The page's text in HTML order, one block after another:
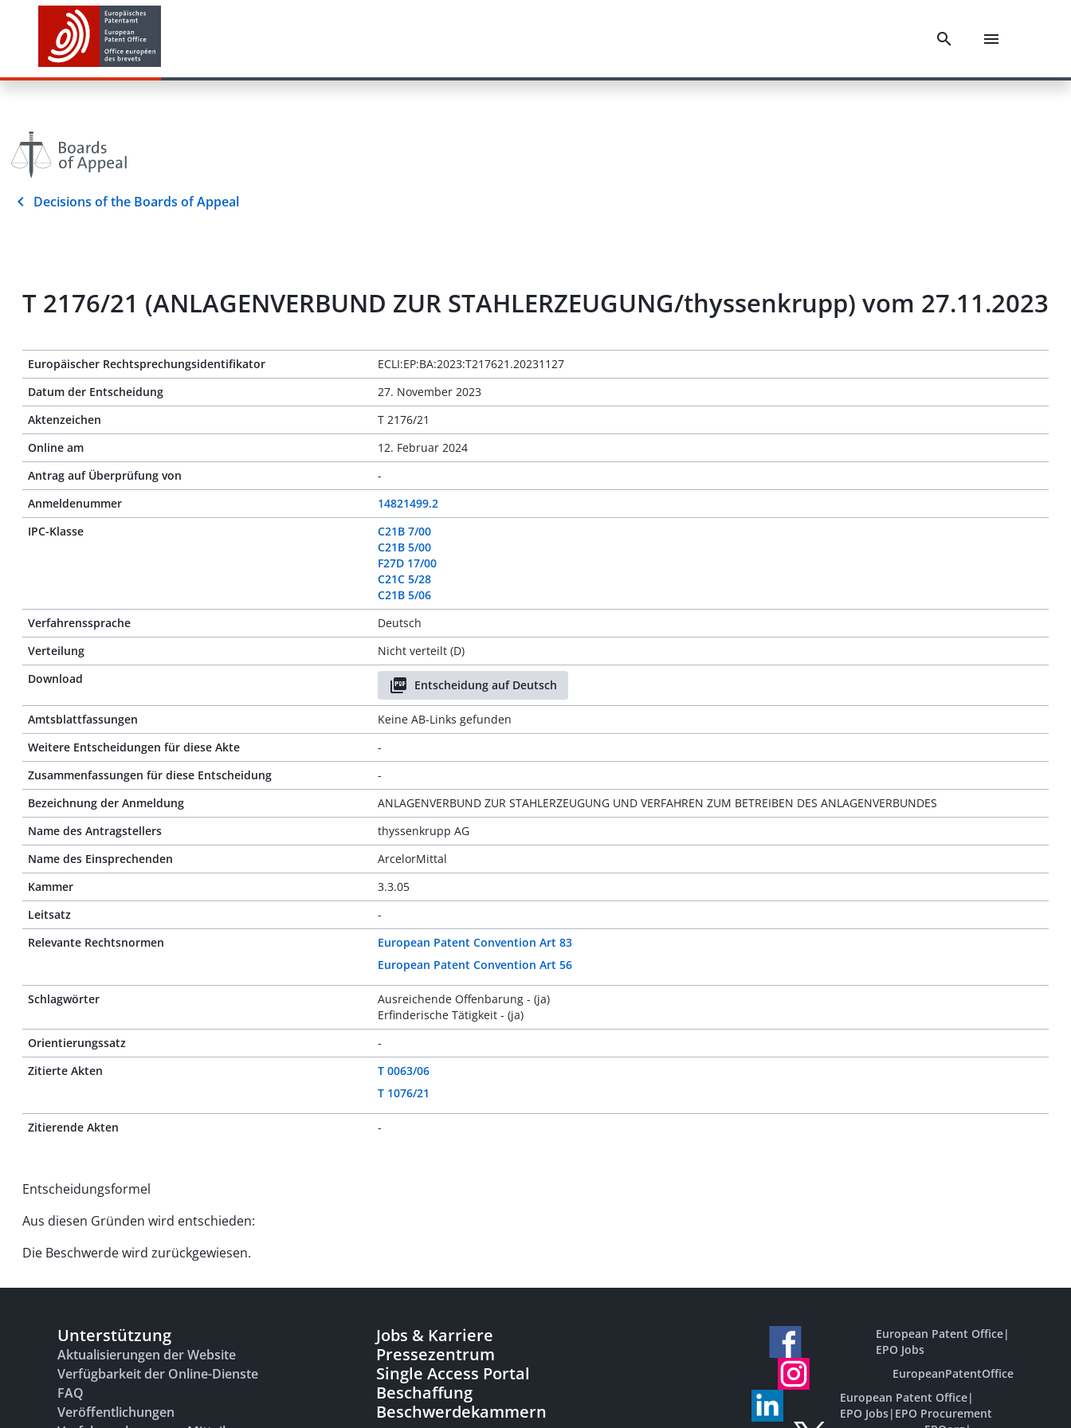
Decisions of the Boards of Appeal
T 2176/21 (ANLAGENVERBUND ZUR STAHLERZEUGUNG/thyssenkrupp) vom 27.11.2023
Europäischer Rechtsprechungsidentifikator
ECLI:EP:BA:2023:T217621.20231127
Datum der Entscheidung
27. November 2023
Aktenzeichen
T 2176/21
Online am
12. Februar 2024
Antrag auf Überprüfung von
-
Anmeldenummer
14821499.2
IPC-Klasse
C21B 7/00
C21B 5/00
F27D 17/00
C21C 5/28
C21B 5/06
Verfahrenssprache
Deutsch
Verteilung
Nicht verteilt (D)
Download
Entscheidung auf Deutsch
Amtsblattfassungen
Keine AB-Links gefunden
Weitere Entscheidungen für diese Akte
-
Zusammenfassungen für diese Entscheidung
-
Bezeichnung der Anmeldung
ANLAGENVERBUND ZUR STAHLERZEUGUNG UND VERFAHREN ZUM BETREIBEN DES ANLAGENVERBUNDES
Name des Antragstellers
thyssenkrupp AG
Name des Einsprechenden
ArcelorMittal
Kammer
3.3.05
Leitsatz
-
Relevante Rechtsnormen
European Patent Convention Art 83
European Patent Convention Art 56
Schlagwörter
Ausreichende Offenbarung - (ja)
Erfinderische Tätigkeit - (ja)
Orientierungssatz
-
Zitierte Akten
T 0063/06
T 1076/21
Zitierende Akten -
Entscheidungsformel
Aus diesen Gründen wird entschieden:
Die Beschwerde wird zurückgewiesen.
Unterstützung
Aktualisierungen der Website
Verfügbarkeit der Online-Dienste
FAQ
Veröffentlichungen
Jobs & Karriere
Pressezentrum
Single Access Portal
Beschaffung
Beschwerdekammern
European Patent Office|
EPO Jobs
EuropeanPatentOffice
European Patent Office|
EPO Jobs| EPO Procurement